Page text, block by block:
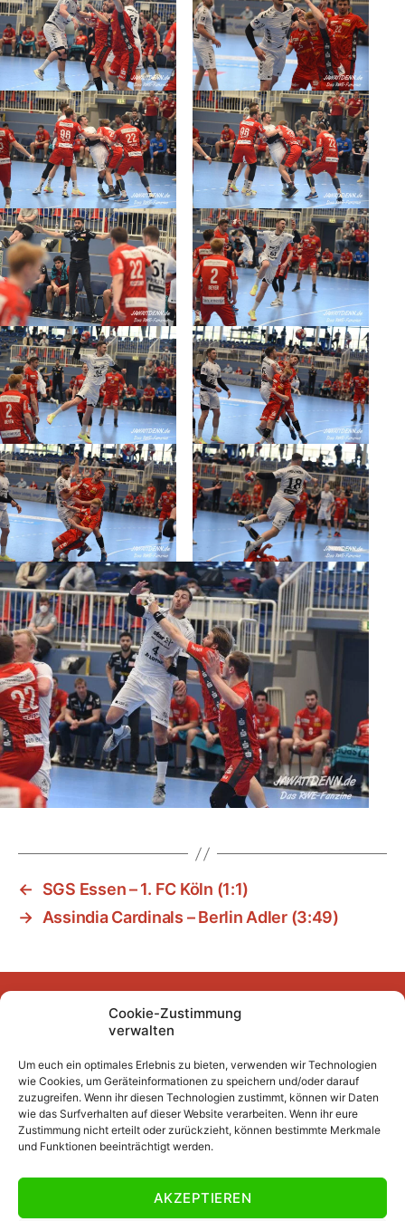
Cookie-Zustimmung
verwalten
Um euch ein optimales Erlebnis zu bieten, verwenden wir Technologien
wie Cookies, um Geräteinformationen zu speichern und/oder darauf
zuzugreifen. Wenn ihr diesen Technologien zustimmt, können wir Daten
wie das Surfverhalten auf dieser Website verarbeiten. Wenn ihr eure
Zustimmung nicht erteilt oder zurückzieht, können bestimmte Merkmale
und Funktionen beeinträchtigt werden.
AKZEPTIEREN
←
SGS Essen – 1. FC Köln (1:1)
→ Assindia Cardinals – Berlin Adler (3:49)
FacebookInstagram
YouTubeMastodonBluesky
Unser Archiv
Kurze Fuffzehn
Beiträge 2007/2008 bis 2018/2019
Beiträge vor 2007/2008
Datenschutzerklärung